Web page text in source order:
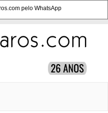
pelo WhatsApp